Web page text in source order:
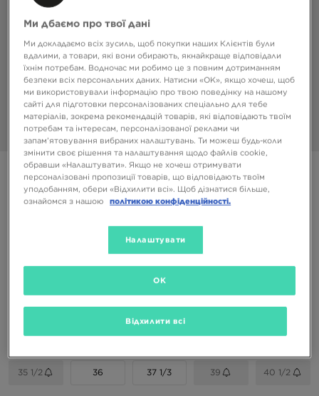
ADIDAS ADILETTE
(Початкова ціна)
Вибери розмір
35 1/2 36 37 1/3 39 40 1/2
Ми дбаємо про твої дані
Ми докладаємо всіх зусиль, щоб покупки наших Клієнтів були
вдалими, а товари, які вони обирають, якнайкраще відповідали
їхнім потребам. Водночас ми робимо це з повним дотриманням
безпеки всіх персональних даних. Натисни «OK», якщо хочеш, щоб
ми використовували інформацію про твою поведінку на нашому
сайті для підготовки персоналізованих спеціально для тебе
матеріалів, зокрема рекомендацій товарів, які відповідають твоїм
потребам та інтересам, персоналізованої реклами чи
запам’ятовування вибраних налаштувань. Ти можеш будь-коли
змінити своє рішення та налаштування щодо файлів cookie,
обравши «Налаштувати». Якщо не хочеш отримувати
персоналізовані пропозиції товарів, що відповідають твоїм
уподобанням, обери «Відхилити всі». Щоб дізнатися більше,
ознайомся з нашою
політикою конфіденційності.
Налаштувати
Відхилити всі
OK